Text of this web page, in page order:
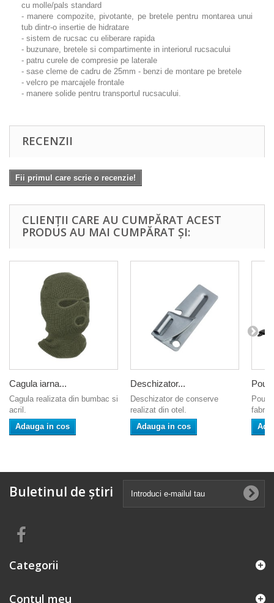
cu molle/pals standard
- manere compozite, pivotante, pe bretele pentru montarea unui
tub dintr-o insertie de hidratare
- sistem de rucsac cu eliberare rapida
- buzunare, bretele si compartimente in interiorul rucsacului
- patru curele de compresie pe laterale
- sase cleme de cadru de 25mm - benzi de montare pe bretele
- velcro pe marcajele frontale
- manere solide pentru transportul rucsacului.
RECENZII
Fii primul care scrie o recenzie!
CLIENȚII CARE AU CUMPĂRAT ACEST
PRODUS AU MAI CUMPĂRAT ȘI:
Cagula iarna...
Cagula realizata din bumbac si
acril.
Adauga in cos
Deschizator...
Deschizator de conserve
realizat din otel.
Adauga in cos
Buletinul de știri
Categorii
Contul meu